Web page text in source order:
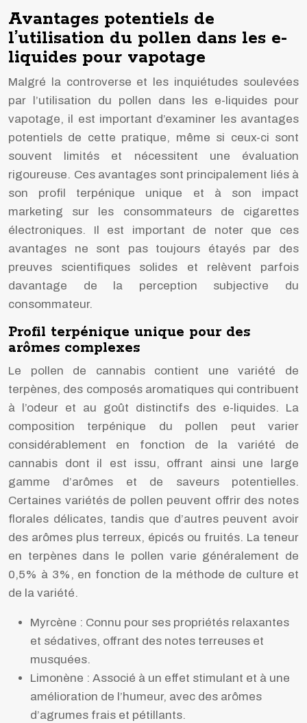
Avantages potentiels de
l’utilisation du pollen dans les e-
liquides pour vapotage
Malgré la controverse et les inquiétudes soulevées
par l’utilisation du pollen dans les e-liquides pour
vapotage, il est important d’examiner les avantages
potentiels de cette pratique, même si ceux-ci sont
souvent limités et nécessitent une évaluation
rigoureuse. Ces avantages sont principalement liés à
son profil terpénique unique et à son impact
marketing sur les consommateurs de cigarettes
électroniques. Il est important de noter que ces
avantages ne sont pas toujours étayés par des
preuves scientifiques solides et relèvent parfois
davantage de la perception subjective du
consommateur.
Profil terpénique unique pour des
arômes complexes
Le pollen de cannabis contient une variété de
terpènes, des composés aromatiques qui contribuent
à l’odeur et au goût distinctifs des e-liquides. La
composition terpénique du pollen peut varier
considérablement en fonction de la variété de
cannabis dont il est issu, offrant ainsi une large
gamme d’arômes et de saveurs potentielles.
Certaines variétés de pollen peuvent offrir des notes
florales délicates, tandis que d’autres peuvent avoir
des arômes plus terreux, épicés ou fruités. La teneur
en terpènes dans le pollen varie généralement de
0,5% à 3%, en fonction de la méthode de culture et
de la variété.
Myrcène : Connu pour ses propriétés relaxantes
et sédatives, offrant des notes terreuses et
musquées.
Limonène : Associé à un effet stimulant et à une
amélioration de l’humeur, avec des arômes
d’agrumes frais et pétillants.